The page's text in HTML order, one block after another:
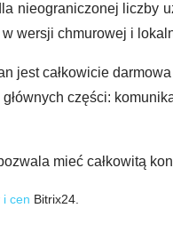
nieograniczonej liczby
wersji chmurowej i
jest całkowicie
części:
mieć całkowitą
i cen Bitrix24.